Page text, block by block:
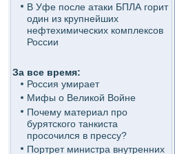
В Уфе после атаки БПЛА горит
один из крупнейших
нефтехимических комплексов
России
За все время:
Россия умирает
Мифы о Великой Войне
Почему материал про
бурятского танкиста
просочился в прессу?
Портрет министра внутренних